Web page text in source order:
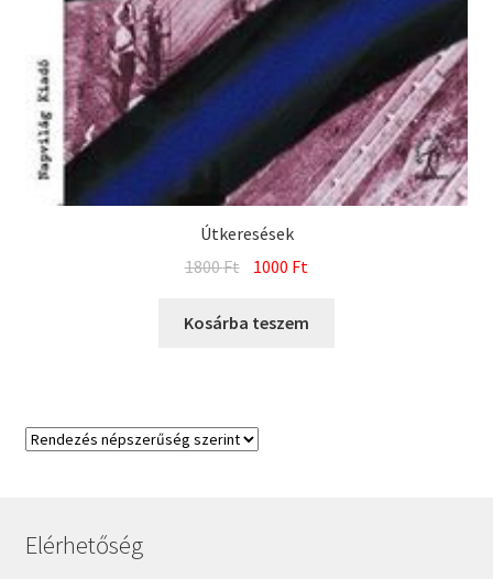
Útkeresések
1800Ft Original
was:
1000 Ft
is:
Kosárba teszem
Elérhetőség